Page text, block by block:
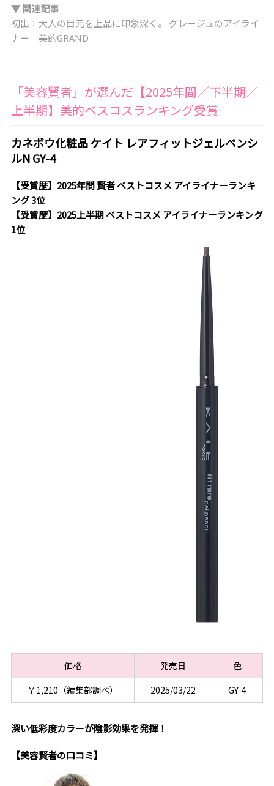
▼ 関連記事
初出：大人の目元を上品に印象深く。 グレージュのアイライ
ナー｜美的GRAND
「美容賢者」が選んだ【2025年間／下半期／
上半期】美的ベスコスランキング受賞
カネボウ化粧品 ケイト レアフィットジェルペンシ
ルN GY-4
【受賞歴】2025年間 賢者 ベストコスメ アイライナーランキ
ング 3位
【受賞歴】2025上半期 ベストコスメ アイライナーランキング
1位
価格 発売日
色
￥1,210（編集部調べ）
2025/03/22 GY-4
深い低彩度カラーが陰影効果を発揮！
【美容賢者の口コミ】